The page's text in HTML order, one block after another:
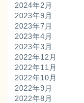
2024年2月
2023年9月
2023年7月
2023年4月
2023年3月
2022年12月
2022年11月
2022年10月
2022年9月
2022年8月